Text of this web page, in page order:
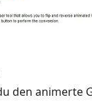
den animerte